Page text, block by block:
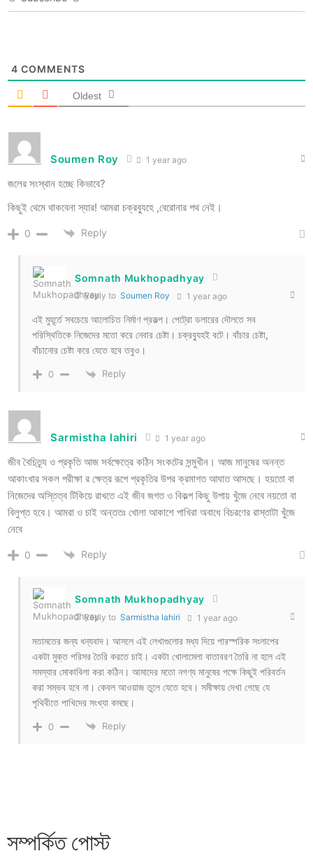
4 COMMENTS
Oldest
Soumen Roy 1 year ago
জলের সংস্থান হচ্ছে কিভাবে?
কিছুই থেমে থাকবেনা স্যার! আমরা চক্রব্যুহে ,বেরোনার পথ নেই।
0 Reply
Somnath Mukhopadhyay
Reply to Soumen Roy 1 year ago
এই মুহূর্তে সবচেয়ে আলোচিত নির্মাণ প্রকল্প। পেট্রো ডলারের দৌলতে সব
পরিস্থিতিকে নিজেদের মতো করে নেবার চেষ্টা। চক্রব্যুহ‌ই বটে। বাঁচার চেষ্টা,
বাঁচানোর চেষ্টা করে যেতে হবে তবুও।
0 Reply
Sarmistha lahiri 1 year ago
জীব বৈচিত্র্য ও প্রকৃতি আজ সর্বক্ষেত্রে কঠিন সংকটের সন্মুখীন। আজ মানুষের অনন্ত
আকাংখার সকল পরীক্ষা র ক্ষেত্র রূপে প্রকৃতির উপর ক্রমাগত আঘাত আসছে। হয়তো বা
নিজেদের অস্তিত্ব টিকিয়ে রাখতে এই জীব জগত ও বিকল্প কিছু উপায় খুঁজে নেবে নয়তো বা
বিলুপ্ত হবে। আমরা ও চাই অন্ততঃ খোলা আকাশে পাখিরা অবাধে বিচরণের রাস্তাটা খুঁজে
নেবে
0 Reply
Somnath Mukhopadhyay
Reply to Sarmistha lahiri 1 year ago
মতামতের জন্য ধন্যবাদ। আসলে এই লেখাগুলোর মধ্য দিয়ে পারস্পরিক সংলাপের
একটা মুক্ত পরিসর তৈরি করতে চাই। একটা খোলামেলা বাতাবরণ তৈরি না হলে এই
সমস্যার মোকাবিলা করা কঠিন। আমাদের মতো নগণ্য মানুষের পক্ষে কিছুই পরিবর্তন
করা সম্ভব হবে না। কেবল আওয়াজ তুলে যেতে হবে। সমীক্ষায় দেখা গেছে যে
পৃথিবীতে পাখিদের সংখ্যা কমছে।
0 Reply
সম্পর্কিত পোস্ট